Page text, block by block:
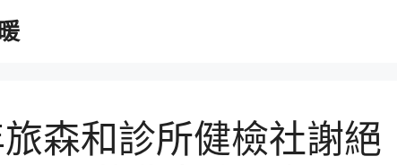
森和診所健檢社謝絕